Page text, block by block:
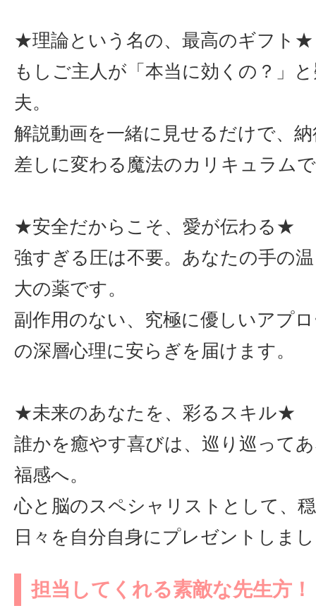
★理論という名の、最高のギフト★
もしご主人が「本当に効くの？」
夫。
解説動画を一緒に見せるだけで、
差しに変わる魔法のカリキュラム
★安全だからこそ、愛が伝わる★
強すぎる圧は不要。あなたの手の
大の薬です。
副作用のない、究極に優しいアプ
の深層心理に安らぎを届けます。
★未来のあなたを、彩るスキル★
誰かを癒やす喜びは、巡り巡って
福感へ。
心と脳のスペシャリストとして、
日々を自分自身にプレゼントしま
担当してくれる素敵な先生方！